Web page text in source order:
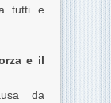
tutti e
e il
da